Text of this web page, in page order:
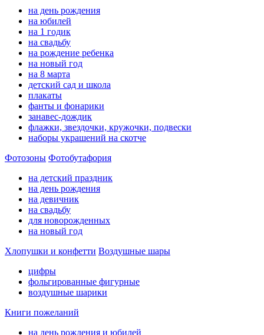
на день рождения
на юбилей
на 1 годик
на свадьбу
на рождение ребенка
на новый год
на 8 марта
детский сад и школа
плакаты
фанты и фонарики
занавес-дождик
флажки, звездочки, кружочки, подвески
наборы украшений на скотче
Фотозоны Фотобутафория
на детский праздник
на день рождения
на девичник
на свадьбу
для новорожденных
на новый год
Хлопушки и конфетти Воздушные шары
цифры
фольгированные фигурные
воздушные шарики
Книги пожеланий
на день рождения и юбилей